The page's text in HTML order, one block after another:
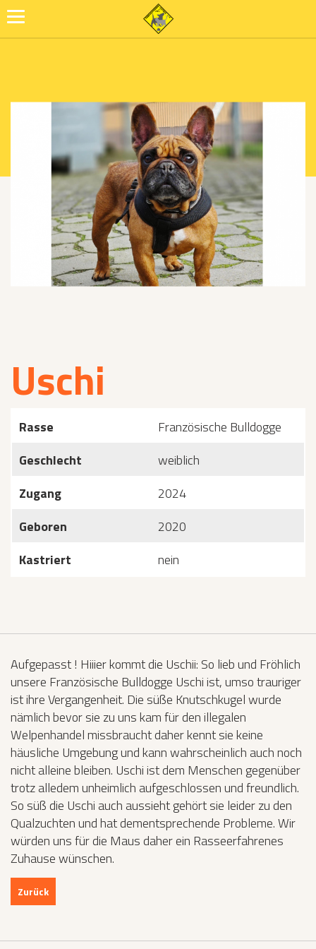
Uschi
Rasse
Französische Bulldogge
Geschlecht
weiblich
Zugang
2024
Geboren
2020
Kastriert
nein
Aufgepasst ! Hiiier kommt die Uschii: So lieb und Fröhlich
unsere Französische Bulldogge Uschi ist, umso trauriger
ist ihre Vergangenheit. Die süße Knutschkugel wurde
nämlich bevor sie zu uns kam für den illegalen
Welpenhandel missbraucht daher kennt sie keine
häusliche Umgebung und kann wahrscheinlich auch noch
nicht alleine bleiben. Uschi ist dem Menschen gegenüber
trotz alledem unheimlich aufgeschlossen und freundlich.
So süß die Uschi auch aussieht gehört sie leider zu den
Qualzuchten und hat dementsprechende Probleme. Wir
würden uns für die Maus daher ein Rasseerfahrenes
Zuhause wünschen.
Zurück